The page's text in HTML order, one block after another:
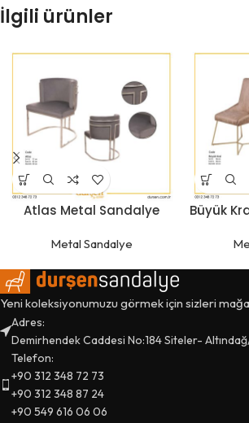
İlgili ürünler
Atlas Metal Sandalye
Metal Sandalye
Büyük
Yeni koleksiyonumuzu görmek için sizleri
Adres:
Demirhendek Caddesi No:184 Siteler-
Telefon:
+90 312 348 72 73
+90 312 348 87 24
+90 549 616 06 06